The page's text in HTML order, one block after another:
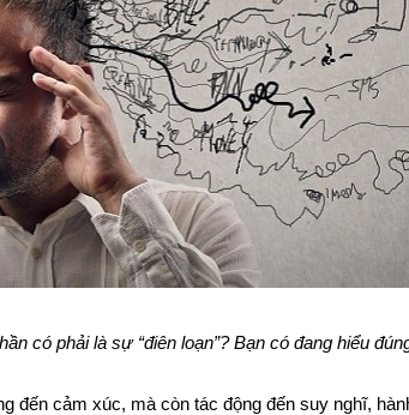
có phải là sự “điên loạn”? Bạn có đang hiểu
đến cảm xúc, mà còn tác động đến suy nghĩ,